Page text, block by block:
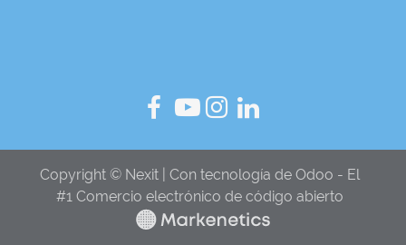
Copyright © Nexit | Con tecnología de Odoo - El
#1 Comercio electrónico de código abierto